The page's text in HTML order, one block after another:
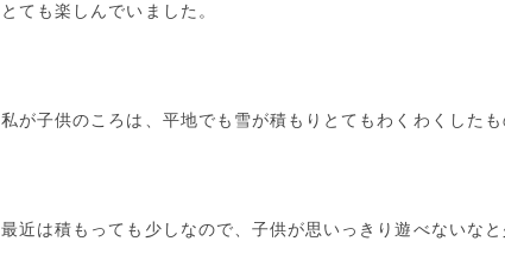
とても楽しんでいました。
私が子供のころは、平地でも雪が積もりとてもわくわくしたも
最近は積もっても少しなので、子供が思いっきり遊べないなと